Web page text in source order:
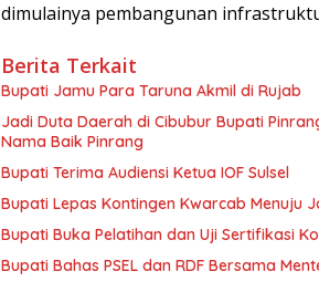
dimulainya pembangunan
Berita Terkait
Bupati Jamu Para Taruna Akmil di Rujab
Jadi Duta Daerah di Cibubur Bupati
Nama Baik Pinrang
Bupati Terima Audiensi Ketua IOF Sulsel
Bupati Lepas Kontingen Kwarcab Menuju
Bupati Buka Pelatihan dan Uji Sertifikasi
Bupati Bahas PSEL dan RDF Bersama